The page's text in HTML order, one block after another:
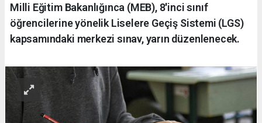
Milli Eğitim Bakanlığınca (MEB), 8'inci sınıf
öğrencilerine yönelik Liselere Geçiş Sistemi (LGS)
kapsamındaki merkezi sınav, yarın düzenlenecek.